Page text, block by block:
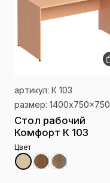
артикул: К 103
размер: 1400x750x750
Стол рабочий
Комфорт К 103
Цвет